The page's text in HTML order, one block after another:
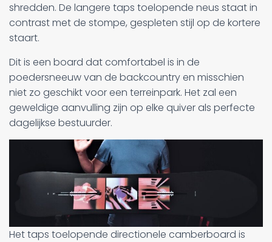
shredden. De langere taps toelopende neus staat in
contrast met de stompe, gespleten stijl op de kortere
staart.
Dit is een board dat comfortabel is in de
poedersneeuw van de backcountry en misschien
niet zo geschikt voor een terreinpark. Het zal een
geweldige aanvulling zijn op elke quiver als perfecte
dagelijkse bestuurder.
Het taps toelopende directionele camberboard is